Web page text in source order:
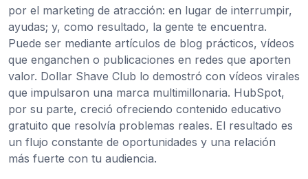
por el marketing de atracción: en lugar de interrumpir,
ayudas; y, como resultado, la gente te encuentra.
Puede ser mediante artículos de blog prácticos, vídeos
que enganchen o publicaciones en redes que aporten
valor. Dollar Shave Club lo demostró con vídeos virales
que impulsaron una marca multimillonaria. HubSpot,
por su parte, creció ofreciendo contenido educativo
gratuito que resolvía problemas reales. El resultado es
un flujo constante de oportunidades y una relación
más fuerte con tu audiencia.